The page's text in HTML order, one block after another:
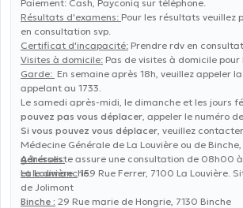
Paiement: Cash, Payconiq sur téléphone.
Résultats d'examens: Pour les résultats veuillez
en consultation svp.
Certificat d'incapacité: Prendre rdv en
Visites à domicile: Pas de visites à domicile pour
Garde: En semaine après 18h, veuillez appeler
appelant au 1733.
Le samedi après-midi, le dimanche et les jours
pouvez pas vous déplacer, appeler le numéro
Si vous pouvez vous déplacer, veuillez
Médecine Générale de La Louvière ou de
généraliste assure une consultation de 08h00
et le dimanche.
Adresses:
La Louvière:159 Rue Ferrer, 7100 La Louvière.
de Jolimont
Binche : 29 Rue marie de Hongrie, 7130 Binche